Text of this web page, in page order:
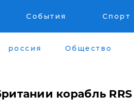
События Спорт
россия Общество
корабль RRS